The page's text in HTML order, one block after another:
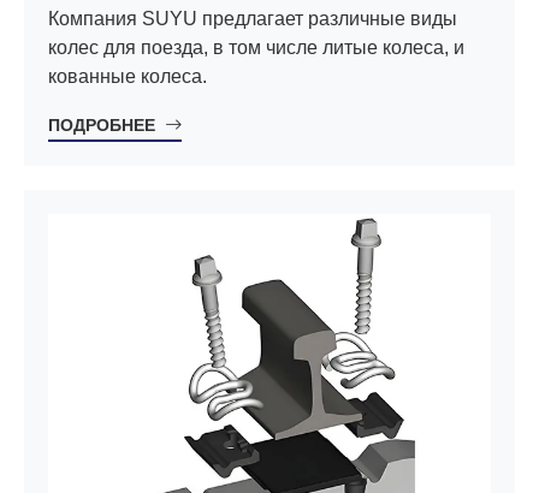
Компания SUYU предлагает различные виды
колес для поезда, в том числе литые колеса, и
кованные колеса.
ПОДРОБНЕЕ